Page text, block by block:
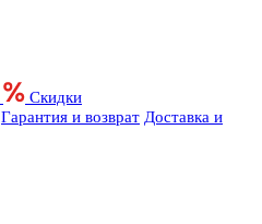
Скидки
Гарантия и возврат Доставка и